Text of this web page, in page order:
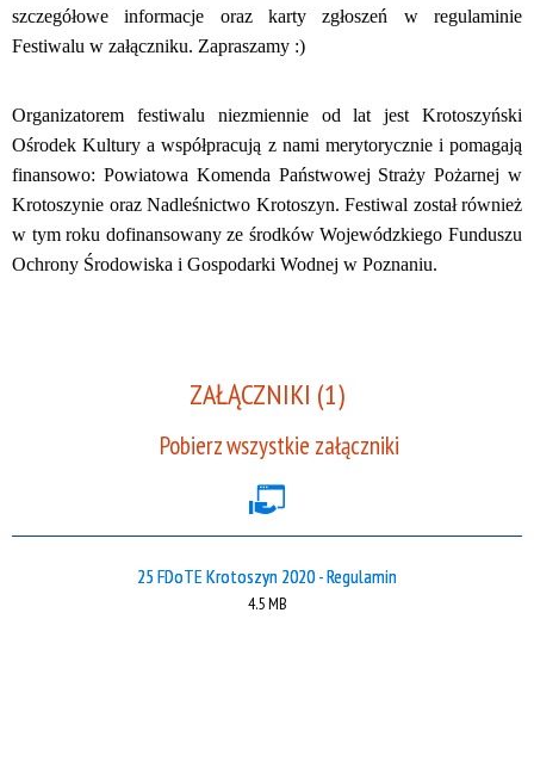
szczegółowe informacje oraz karty zgłoszeń w regulaminie
Festiwalu w załączniku. Zapraszamy :)
Organizatorem festiwalu niezmiennie od lat jest Krotoszyński
Ośrodek Kultury a współpracują z nami merytorycznie i pomagają
finansowo: Powiatowa Komenda Państwowej Straży Pożarnej w
Krotoszynie oraz Nadleśnictwo Krotoszyn. Festiwal został również
w tym roku dofinansowany ze środków Wojewódzkiego Funduszu
Ochrony Środowiska i Gospodarki Wodnej w Poznaniu.
ZAŁĄCZNIKI (1)
Pobierz wszystkie załączniki
25 FDoTE Krotoszyn 2020 - Regulamin
4.5 MB